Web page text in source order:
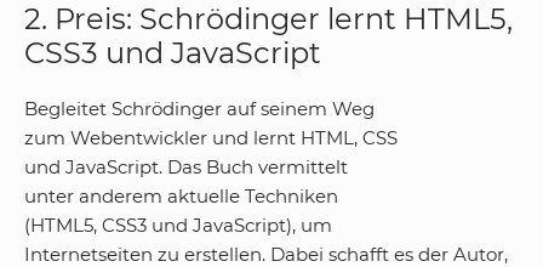
2. Preis: Schrödinger lernt HTML5,
CSS3 und JavaScript
Begleitet Schrödinger auf seinem Weg
zum Webentwickler und lernt HTML, CSS
und JavaScript. Das Buch vermittelt
unter anderem aktuelle Techniken
(HTML5, CSS3 und JavaScript), um
Internetseiten zu erstellen. Dabei schafft es der Autor,